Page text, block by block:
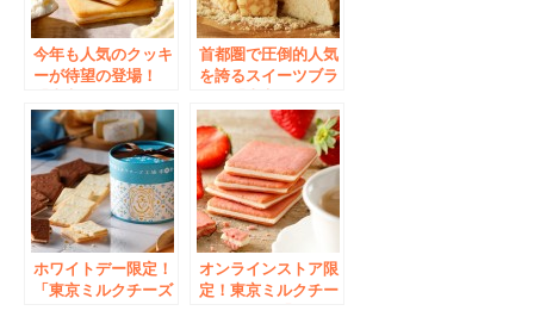
今年も人気のクッキ
ーが待望の登場！
工場」から、「レモ
ン&クリームチーズ
クッキー」が季節限
定で発売
首都圏で圧倒的人気
を誇るスイーツブラ
ーズ工場」が5月19
日（水）三井アウト
レットパーク入間に
待望の初出店
ホワイトデー限定！
「東京ミルクチーズ
オンラインストア限
定！東京ミルクチー